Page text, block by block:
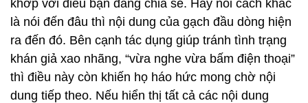
khớp với điều bạn đang chia sẻ. Hay nói cách khác
là nói đến đâu thì nội dung của gạch đầu dòng hiện
ra đến đó. Bên cạnh tác dụng giúp tránh tình trạng
khán giả xao nhãng, “vừa nghe vừa bấm điện thoại”
thì điều này còn khiến họ háo hức mong chờ nội
dung tiếp theo. Nếu hiển thị tất cả các nội dung